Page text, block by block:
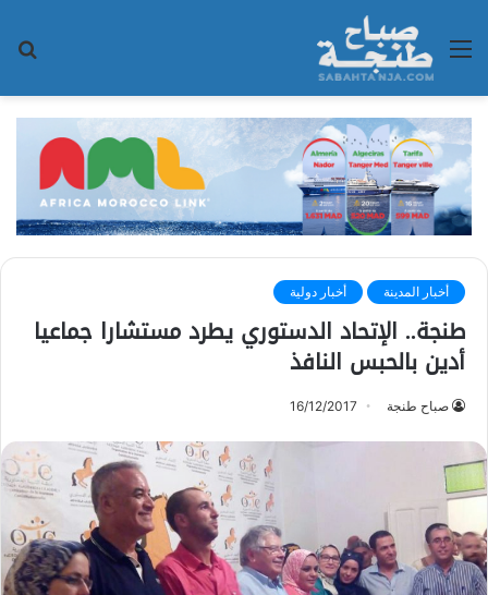
القائمة
أخبار المدينة أخبار دولية
طنجة.. الإتحاد الدستوري يطرد مستشارا جماعيا
أدين بالحبس النافذ
صباح طنجة 16/12/2017